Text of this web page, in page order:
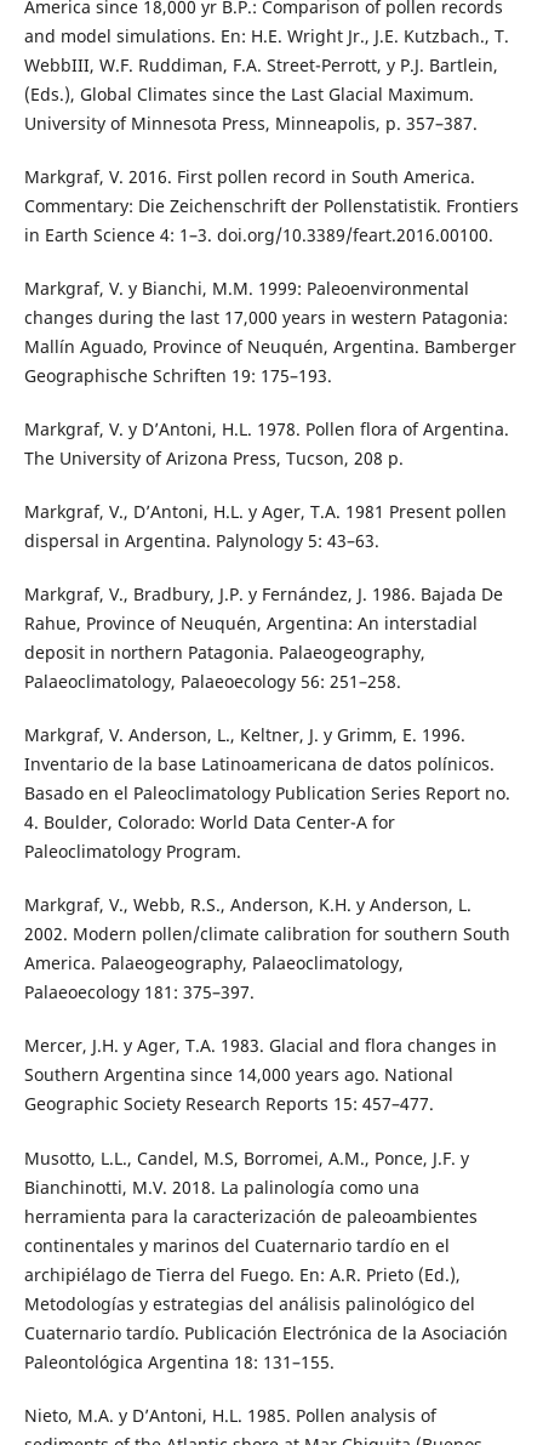
America since 18,000 yr B.P.: Comparison of pollen records
and model simulations. En: H.E. Wright Jr., J.E. Kutzbach., T.
WebbIII, W.F. Ruddiman, F.A. Street-Perrott, y P.J. Bartlein,
(Eds.), Global Climates since the Last Glacial Maximum.
University of Minnesota Press, Minneapolis, p. 357–387.
Markgraf, V. 2016. First pollen record in South America.
Commentary: Die Zeichenschrift der Pollenstatistik. Frontiers
in Earth Science 4: 1–3. doi.org/10.3389/feart.2016.00100.
Markgraf, V. y Bianchi, M.M. 1999: Paleoenvironmental
changes during the last 17,000 years in western Patagonia:
Mallín Aguado, Province of Neuquén, Argentina. Bamberger
Geographische Schriften 19: 175–193.
Markgraf, V. y D’Antoni, H.L. 1978. Pollen flora of Argentina.
The University of Arizona Press, Tucson, 208 p.
Markgraf, V., D’Antoni, H.L. y Ager, T.A. 1981 Present pollen
dispersal in Argentina. Palynology 5: 43–63.
Markgraf, V., Bradbury, J.P. y Fernández, J. 1986. Bajada De
Rahue, Province of Neuquén, Argentina: An interstadial
deposit in northern Patagonia. Palaeogeography,
Palaeoclimatology, Palaeoecology 56: 251–258.
Markgraf, V. Anderson, L., Keltner, J. y Grimm, E. 1996.
Inventario de la base Latinoamericana de datos polínicos.
Basado en el Paleoclimatology Publication Series Report no.
4. Boulder, Colorado: World Data Center-A for
Paleoclimatology Program.
Markgraf, V., Webb, R.S., Anderson, K.H. y Anderson, L.
2002. Modern pollen/climate calibration for southern South
America. Palaeogeography, Palaeoclimatology,
Palaeoecology 181: 375–397.
Mercer, J.H. y Ager, T.A. 1983. Glacial and flora changes in
Southern Argentina since 14,000 years ago. National
Geographic Society Research Reports 15: 457–477.
Musotto, L.L., Candel, M.S, Borromei, A.M., Ponce, J.F. y
Bianchinotti, M.V. 2018. La palinología como una
herramienta para la caracterización de paleoambientes
continentales y marinos del Cuaternario tardío en el
archipiélago de Tierra del Fuego. En: A.R. Prieto (Ed.),
Metodologías y estrategias del análisis palinológico del
Cuaternario tardío. Publicación Electrónica de la Asociación
Paleontológica Argentina 18: 131–155.
Nieto, M.A. y D’Antoni, H.L. 1985. Pollen analysis of